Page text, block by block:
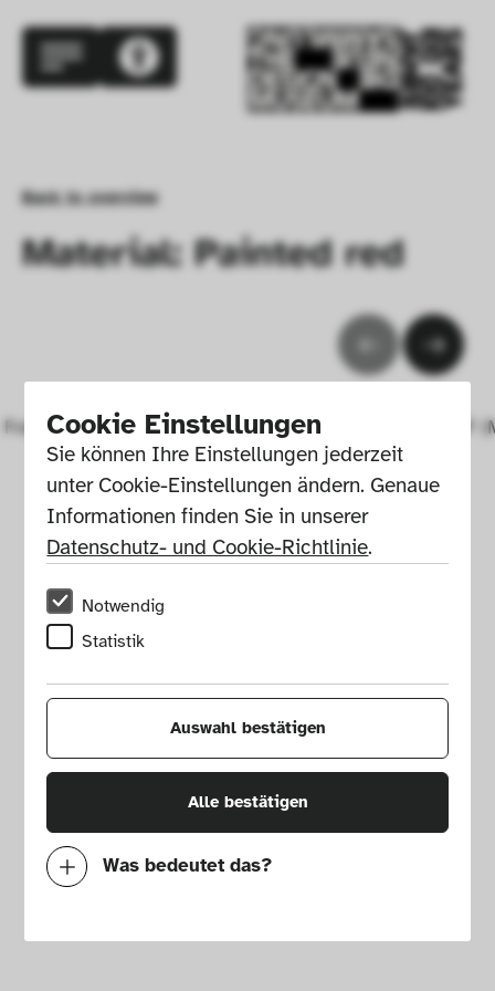
Cookie Einstellungen
Sie können Ihre Einstellungen jederzeit
unter Cookie-Einstellungen ändern. Genaue
Informationen finden Sie in unserer
Datenschutz- und Cookie-Richtlinie.
Notwendig
Statistik
Auswahl bestätigen
Alle bestätigen
Was bedeutet das?
Mit diesen Cookies können wir durch
Back to overview
Material: Painted red
Folding chair Chair 404F